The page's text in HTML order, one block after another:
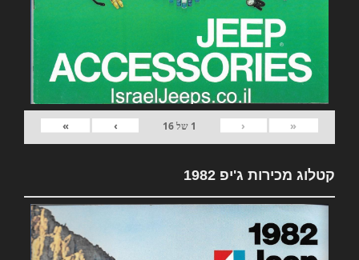
«
‹
1 של16
›
»
קטלוג מכירות ג'יפ 1982